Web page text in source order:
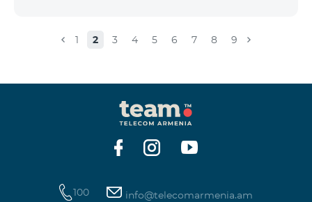
1 2 3 4 5 6 7 8 9
100 info@telecomarmenia.am